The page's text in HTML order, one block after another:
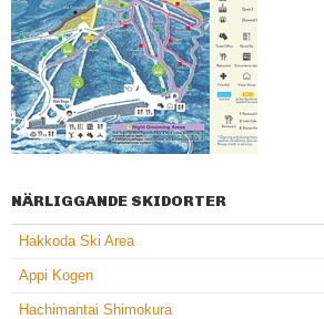
NÄRLIGGANDE SKIDORTER
Hakkoda Ski Area
Appi Kogen
Hachimantai Shimokura